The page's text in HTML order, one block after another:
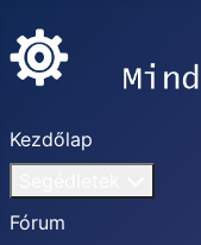
Kezdőlap
Fórum